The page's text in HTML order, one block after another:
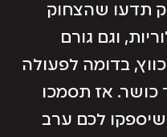
תדעו שהצחוק
וגם גורם
בדומה לפעולה
כושר. אז תסמכו
לכם ערב